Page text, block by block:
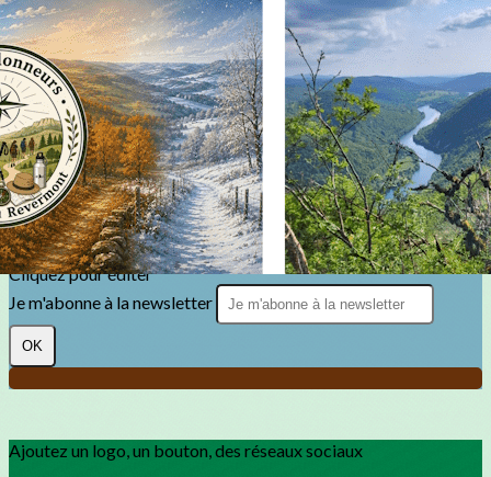
Exporter les lignes sélectionnées
Exporter toutes les colonnes
Exporter uniquement les colonnes affichées
Menu
?>
Images de la page d'accueil
Cliquez pour éditer
Texte, bouton et/ou inscription à la newsletter
Cliquez pour éditer
Je m'abonne à la newsletter
OK
Ajoutez un logo, un bouton, des réseaux sociaux